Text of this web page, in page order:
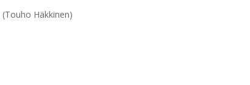
(Touho Häkkinen)